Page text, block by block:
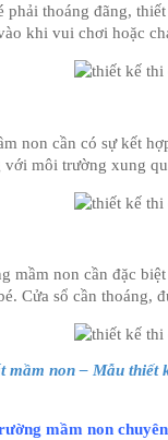
phải thoáng đãng,
khi vui chơi hoặc
non cần có sự kết
với môi trường xung
mầm non cần đặc
Cửa sổ cần thoáng,
mầm non – Mẫu thiết
mầm non